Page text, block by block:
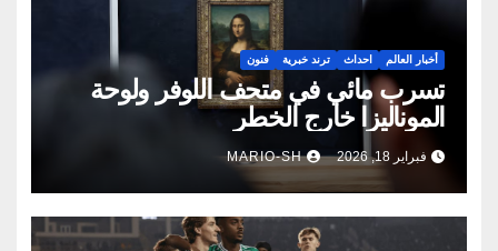
أخبار العالم احداث ترند خبرية فنون
تسرب مائي في متحف اللوفر ولوحة
الموناليزا خارج الخطر
فبراير 18, 2026 MARIO-SH